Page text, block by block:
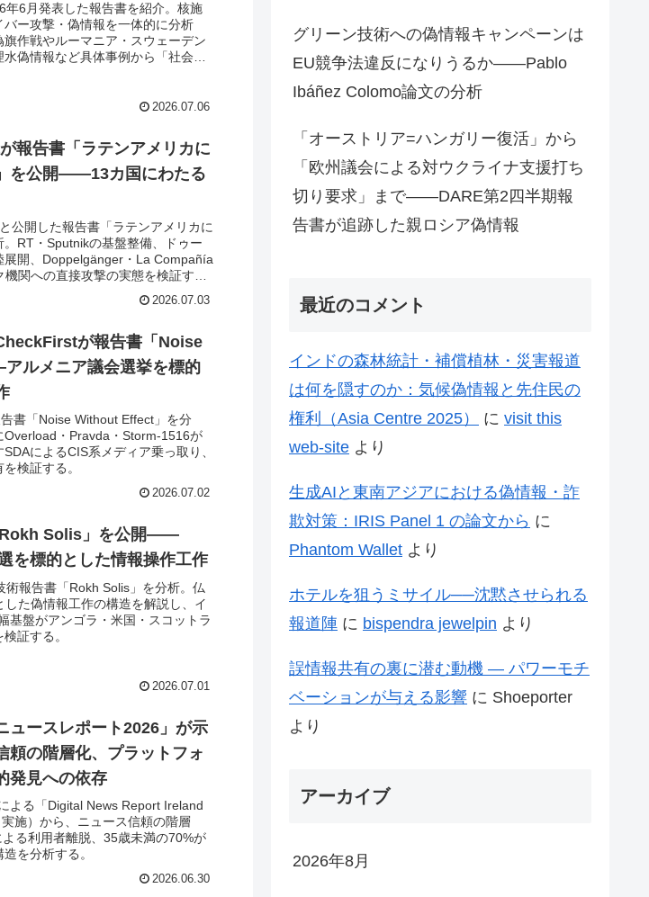
6月発表した報告書を紹介。核施
ー攻撃・偽情報を一体的に分析
作戦やルーマニア・スウェーデン
偽情報など具体事例から「社会的
2026.07.06
報告書「ラテンアメリカに
を公開——13カ国にわたる
公開した報告書「ラテンアメリカに
RT・Sputnikの基盤整備、ドゥー
開、Doppelgänger・La Compañía
関への直接攻撃の実態を検証す
2026.07.03
が報告書「Noise
ルメニア議会選挙を標的
書「Noise Without Effect」を分
・Pravda・Storm-1516が
によるCIS系メディア乗っ取り、
検証する。
2026.07.02
Rokh Solis」を公開——
を標的とした情報操作工作
報告書「Rokh Solis」を分析。仏
た偽情報工作の構造を解説し、イ
基盤がアンゴラ・米国・スコットラ
証する。
2026.07.01
ュースレポート2026」が示
の階層化、プラットフォ
発見への依存
よる「Digital News Report Ireland
施）から、ニュース信頼の階層
る利用者離脱、35歳未満の70%が
を分析する。
2026.06.30
グリーン技術への偽情報キャンペーンは
EU競争法違反になりうるか——Pablo
Ibáñez Colomo論文の分析
「オーストリア=ハンガリー復活」から
「欧州議会による対ウクライナ支援打ち
切り要求」まで——DARE第2四半期報
告書が追跡した親ロシア偽情報
最近のコメント
インドの森林統計・補償植林・災害報道
は何を隠すのか：気候偽情報と先住民の
権利（Asia Centre 2025）
に visit this
web-site より
生成AIと東南アジアにおける偽情報・詐
欺対策：IRIS Panel 1 の論文から に
Phantom Wallet より
ホテルを狙うミサイル──沈黙させられる
報道陣 に bispendra jewelpin より
誤情報共有の裏に潜む動機 ― パワーモチ
ベーションが与える影響 に Shoeporter
より
アーカイブ
2026年8月